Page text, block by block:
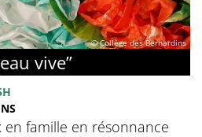
© Collège des Bernardins
vive”
en famille en résonnance